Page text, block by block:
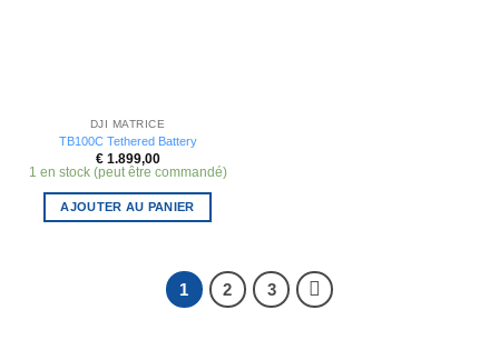
DJI MATRICE
TB100C Tethered Battery
€1.899,00
1 en stock (peut être commandé)
AJOUTER AU PANIER
1 2 3